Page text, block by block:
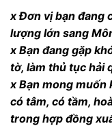
x Đơn vị bạn đang
lượng lớn sang
x Bạn đang gặp
tờ, làm thủ tục hải
x Bạn mong muốn
có tâm, có tầm,
trong hợp đồng